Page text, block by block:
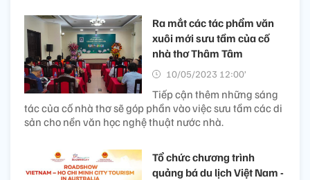
Ra mắt các tác phẩm văn
xuôi mới sưu tầm của cố
nhà thơ Thâm Tâm
10/05/2023 12:00’
Tiếp cận thêm những sáng
tác của cố nhà thơ sẽ góp phần vào việc sưu tầm các di
sản cho nền văn học nghệ thuật nước nhà.
Tổ chức chương trình
quảng bá du lịch Việt Nam -